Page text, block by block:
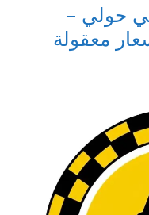
حولي –
معقولة